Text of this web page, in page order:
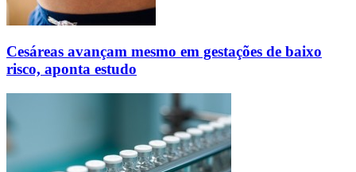
Cesáreas avançam mesmo em gestações de baixo
risco, aponta estudo